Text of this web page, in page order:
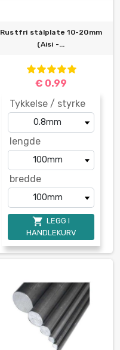
Rustfri stålplate 10-20mm
(Aisi -...
€ 0.99
Tykkelse / styrke
lengde
bredde
 LEGG I
HANDLEKURV